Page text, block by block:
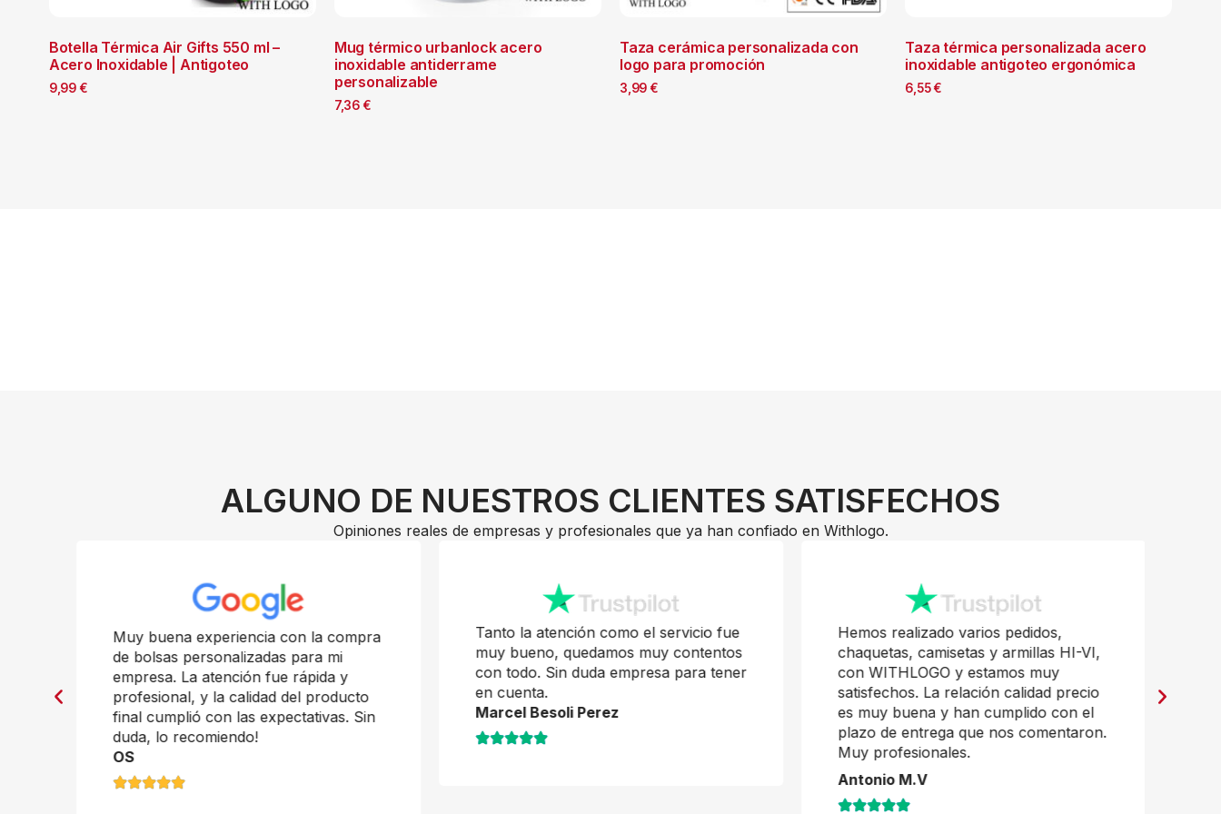
Botella Térmica Air Gifts 550 ml –
Acero Inoxidable | Antigoteo
9,99 €
Mug térmico urbanlock acero
inoxidable antiderrame
personalizable
7,36 €
Taza cerámica personalizada con
logo para promoción
3,99 €
Taza térmica personalizada acero
inoxidable antigoteo ergonómica
6,55€
ALGUNO DE NUESTROS CLIENTES SATISFECHOS
Opiniones reales de empresas y profesionales que ya han confiado en Withlogo.
Muy buena experiencia con la compra
de bolsas personalizadas para mi
empresa. La atención fue rápida y
profesional, y la calidad del producto
final cumplió con las expectativas. Sin
duda, lo recomiendo!
OS
Tanto la atención como el servicio fue
muy bueno, quedamos muy contentos
con todo. Sin duda empresa para tener
en cuenta.
Marcel Besoli Perez
Hemos realizado varios pedidos,
chaquetas, camisetas y armillas HI-VI,
con WITHLOGO y estamos muy
satisfechos. La relación calidad precio
es muy buena y han cumplido con el
plazo de entrega que nos comentaron.
Muy profesionales.
Antonio M.V